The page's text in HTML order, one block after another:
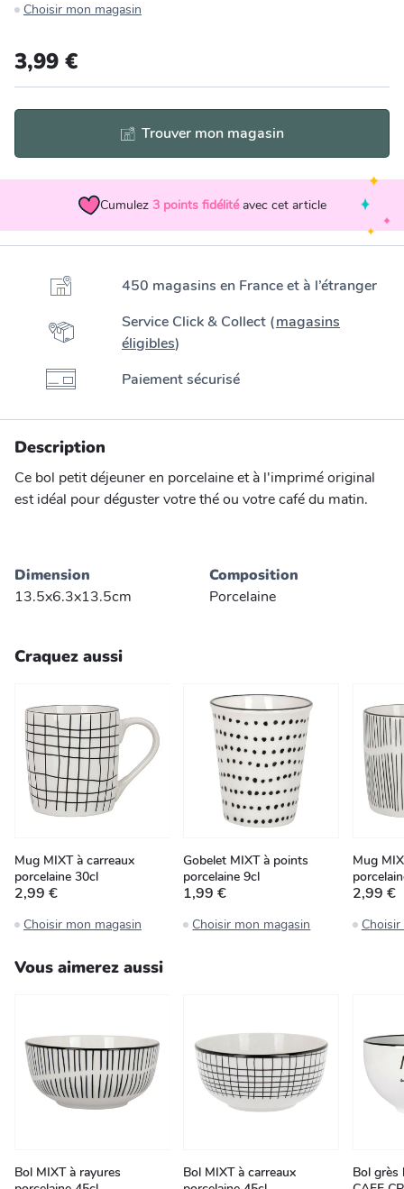
Choisir mon magasin
3,99 €
Trouver mon magasin
Cumulez 3 points fidélité avec cet article
450 magasins en France et à l’étranger
Service Click & Collect (magasins
éligibles)
Paiement sécurisé
Description
Ce bol petit déjeuner en porcelaine et à l'imprimé original
est idéal pour déguster votre thé ou votre café du matin.
Dimension
13.5x6.3x13.5cm
Composition
Porcelaine
Craquez aussi
Mug MIXT à carreaux
porcelaine 30cl
2,99 €
Choisir mon magasin
Gobelet MIXT à points
porcelaine 9cl
1,99 €
Choisir mon magasin
Mug
2,99 €
Vous aimerez aussi
Bol MIXT à rayures
Bol MIXT à carreaux
Bol grès